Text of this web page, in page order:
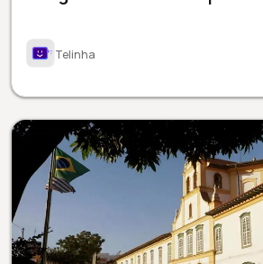
Telinha